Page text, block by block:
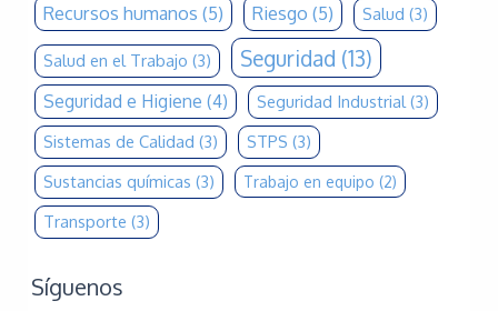
Recursos humanos (5) Riesgo (5) Salud (3)
Salud en el Trabajo (3) Seguridad (13)
Seguridad e Higiene (4) Seguridad Industrial(3)
Sistemas de Calidad (3) STPS (3)
Sustancias químicas (3) Trabajo en equipo (2)
Transporte (3)
Síguenos